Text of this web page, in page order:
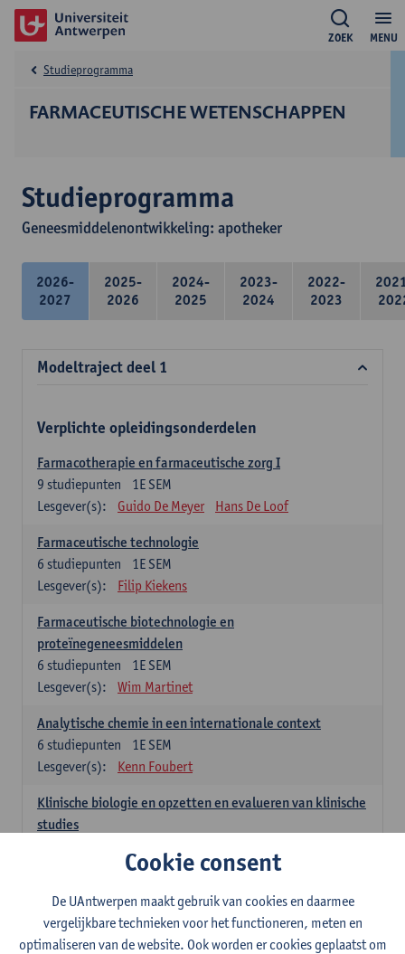
MENU
ZOEK
FARMACEUTISCHE WETENSCHAPPEN
Studieprogramma
Studieprogramma
Geneesmiddelenontwikkeling: apotheker
2026-
2027
2025-
2026
2024-
2025
2023-
2024
2022-
2023
Modeltraject deel 1
Verplichte opleidingsonderdelen
Farmacotherapie en farmaceutische zorg I
1E SEM
9 studiepunten
Lesgever(s):
Guido De Meyer Hans De Loof
Farmaceutische technologie
1E SEM
6 studiepunten
Lesgever(s):
Filip Kiekens
Farmaceutische biotechnologie en
proteïnegeneesmiddelen
1E SEM
6 studiepunten
Lesgever(s):
Wim Martinet
Analytische chemie in een internationale context
1E SEM
6 studiepunten
Lesgever(s):
Kenn Foubert
Klinische biologie en opzetten en evalueren van klinische
studies
Kathleen Deiteren
Judith Leurs
Glenn A L Van Den Bosch
Annick Van Riel
Ellen Verhavert
Steven Weekx
Cookie consent
De UAntwerpen maakt gebruik van cookies en daarmee
vergelijkbare technieken voor het functioneren, meten en
optimaliseren van de website. Ook worden er cookies geplaatst om